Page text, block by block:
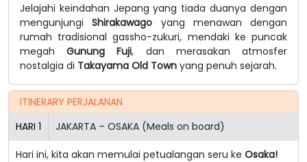
Jelajahi keindahan Jepang yang tiada duanya dengan
mengunjungiShirakawago yang menawan dengan
rumah tradisional gassho-zukuri, mendaki ke puncak
megahGunung Fuji, dan merasakan atmosfer
nostalgia di Takayama Old Town yang penuh sejarah.
ITINERARY PERJALANAN
HARI 1 JAKARTA – OSAKA (Meals on board)
Hari ini, kita akan memulai petualangan seru ke Osaka!